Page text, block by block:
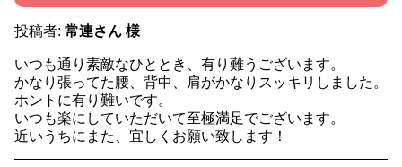
投稿者: 常連さん 様
いつも通り素敵なひととき、有り難うございます。
かなり張ってた腰、背中、肩がかなりスッキリしました。
ホントに有り難いです。
いつも楽にしていただいて至極満足でございます。
近いうちにまた、宜しくお願い致します！